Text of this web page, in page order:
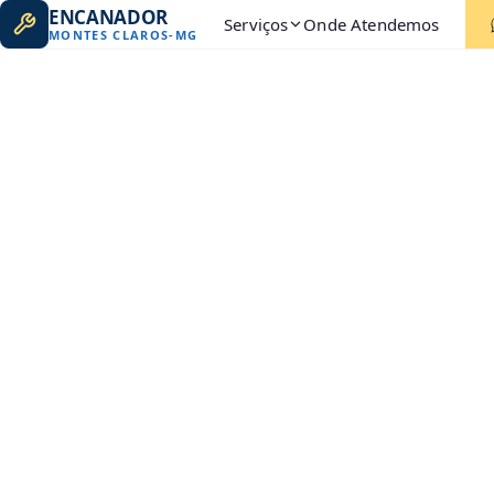
ENCANADOR
MONTES CLAROS- MG Serviços Onde Atendemos